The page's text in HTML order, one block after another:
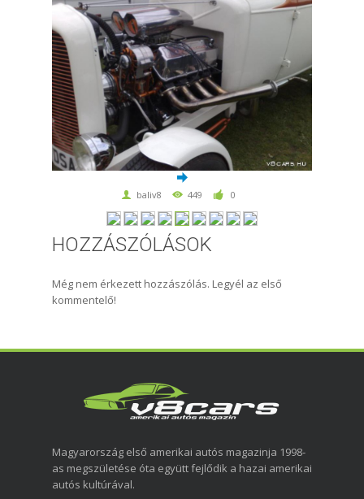
baliv8 449 0
HOZZÁSZÓLÁSOK
Még nem érkezett hozzászólás. Legyél az első
kommentelő!
Magyarország első amerikai autós magazinja 1998-
as megszületése óta együtt fejlődik a hazai amerikai
autós kultúrával.